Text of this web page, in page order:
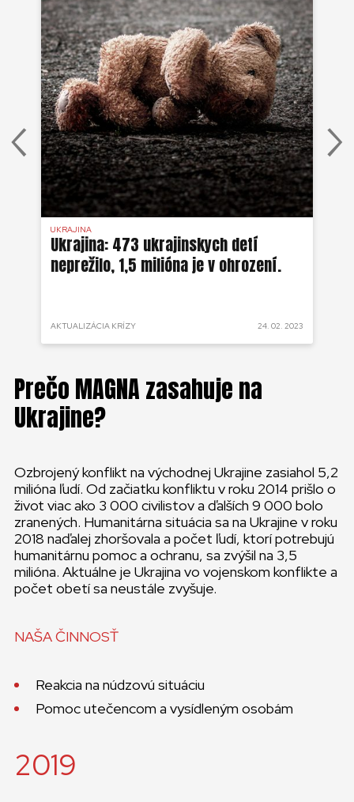
UKRAJINA
Ukrajina: 473 ukrajinskych detí
neprežilo, 1,5 milióna je v ohrození.
AKTUALIZÁCIA KRÍZY 24. 02. 2023
Prečo MAGNA zasahuje na
Ukrajine?
Ozbrojený konflikt na východnej Ukrajine zasiahol 5,2
milióna ľudí. Od začiatku konfliktu v roku 2014 prišlo o
život viac ako 3 000 civilistov a ďalších 9 000 bolo
zranených. Humanitárna situácia sa na Ukrajine v roku
2018 naďalej zhoršovala a počet ľudí, ktorí potrebujú
humanitárnu pomoc a ochranu, sa zvýšil na 3,5
milióna. Aktuálne je Ukrajina vo vojenskom konflikte a
počet obetí sa neustále zvyšuje.
NAŠA ČINNOSŤ
Reakcia na núdzovú situáciu
Pomoc utečencom a vysídleným osobám
2019